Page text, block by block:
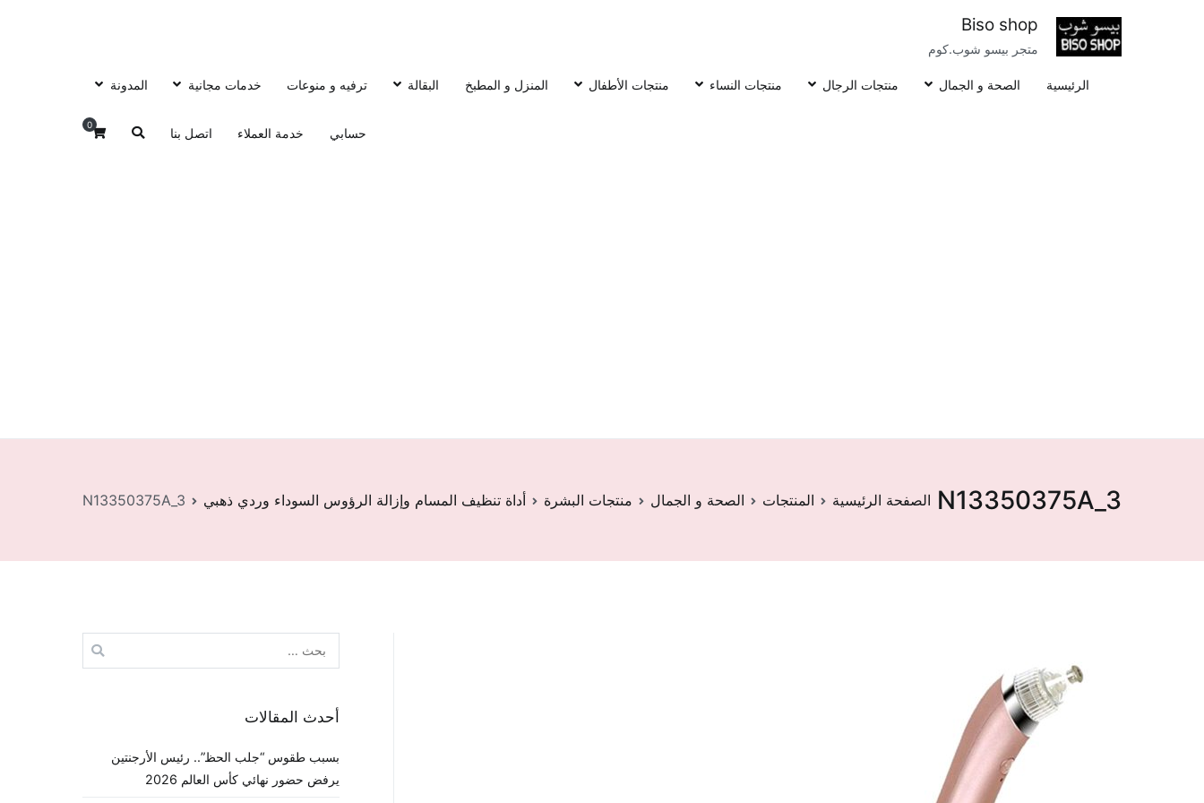
Biso shop
متجر بيسو شوب.كوم
الرئيسية الصحة و الجمال منتجات الرجال منتجات النساء منتجات الأطفال المنزل و المطبخ البقالة ترفيه و منوعات خدمات مجانية المدونة
حسابي خدمة العملاء اتصل بنا
0
N13350375A_3 الصفحة الرئيسية المنتجات الصحة و الجمال منتجات البشرة أداة تنظيف المسام وإزالة الرؤوس السوداء وردي ذهبي N13350375A_3
عن:
أحدث المقالات
بسبب طقوس “جلب الحظ”.. رئيس الأرجنتين
يرفض حضور نهائي كأس العالم 2026